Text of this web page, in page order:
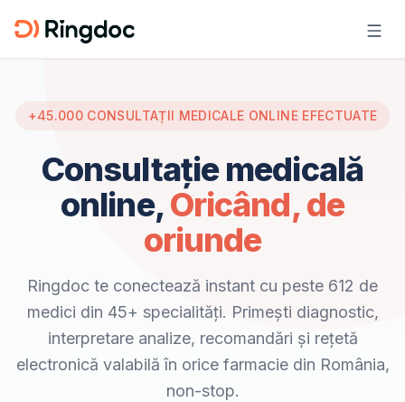
+45.000 CONSULTAȚII MEDICALE ONLINE EFECTUATE
Consultație medicală
online,Oricând, de
oriunde
Ringdoc te conectează instant cu peste 612 de
medici din 45+ specialități. Primești diagnostic,
interpretare analize, recomandări și rețetă
electronică valabilă în orice farmacie din România,
non-stop.